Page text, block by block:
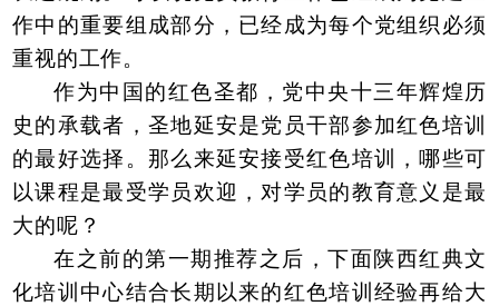
作中的重要组成部分，已经成为每个党组织必须
重视的工作。
作为中国的红色圣都，党中央十三年辉煌历
史的承载者，圣地延安是党员干部参加红色培训
的最好选择。那么来延安接受红色培训，哪些可
以课程是最受学员欢迎，对学员的教育意义是最
大的呢？
在之前的第一期推荐之后，下面陕西红典文
化培训中心结合长期以来的红色培训经验再给大